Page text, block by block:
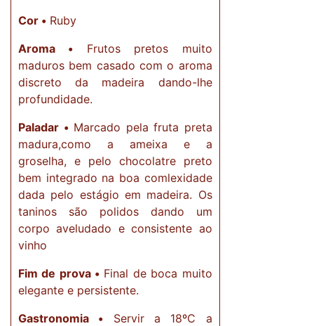
Cor • Ruby
Aroma • Frutos pretos muito
maduros bem casado com o aroma
discreto da madeira dando-lhe
profundidade.
Paladar •Marcado pela fruta preta
madura,como a ameixa e a
groselha, e pelo chocolatre preto
bem integrado na boa comlexidade
dada pelo estágio em madeira. Os
taninos são polidos dando um
corpo aveludado e consistente ao
vinho
Fim de prova • Final de boca muito
elegante e persistente.
Gastronomia • Servir a 18ºC a